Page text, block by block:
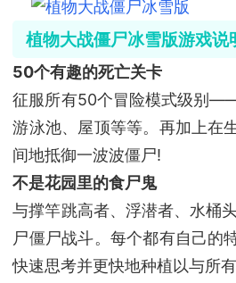
植物大战僵尸冰雪版游戏说
50个有趣的死亡关卡
征服所有50个冒险模式级别——
游泳池、屋顶等等。再加上在
间地抵御一波波僵尸!
不是花园里的食尸鬼
与撑竿跳高者、浮潜者、水桶
尸僵尸战斗。每个都有自己的
快速思考并更快地种植以与所有